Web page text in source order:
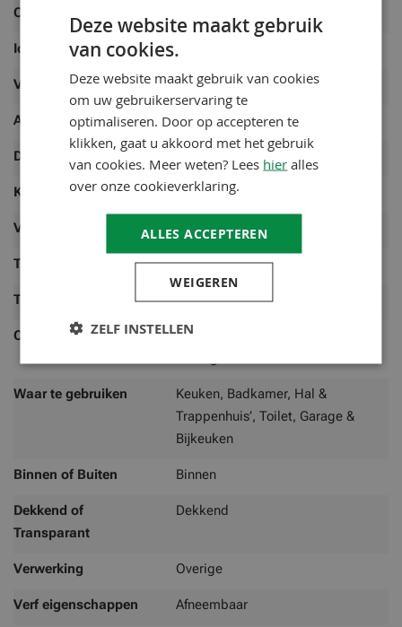
Ondergrond
Ideaal voor
Verwerken met een plamuurmes
Artikeltype reparatiepasta
Duitse benaming BAUFIX Fugen Reparatur
Kleur Wit
Verpakkingsgrootte 320 gram
Type Product Reparatie
Toepassing Muur / Wand
Ondergrond
Hout, Beton, Overige minerale
Waar te gebruiken
Keuken, Badkamer, Hal &
Trappenhuis’, Toilet, Garage &
Bijkeuken
Binnen of Buiten Binnen
Dekkend of
Transparant
Dekkend
Verwerking Overige
Verf eigenschappen Afneembaar
Deze website maakt gebruik
van cookies.
Deze website maakt gebruik van cookies
om uw gebruikerservaring te
optimaliseren. Door op accepteren te
klikken, gaat u akkoord met het gebruik
van cookies. Meer weten? Lees hier alles
over onze cookieverklaring.
ALLES ACCEPTEREN
WEIGEREN
ZELF INSTELLEN